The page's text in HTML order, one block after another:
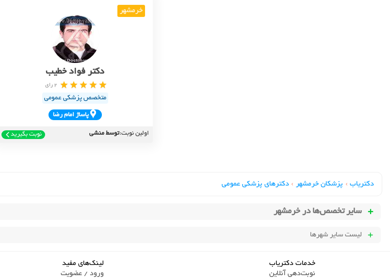
خرمشهر
دکتر فواد خطیب
2 رای
متخصص پزشکی عمومی
پاساژ امام رضا
اولین نوبت:توسط منشی نوبت بگیرید
دکتریاب › پزشکان خرمشهر › دکترهای پزشکي عمومي
سایر تخصص‌ها در خرمشهر
لیست سایر شهرها
خدمات دکتریاب
نوبت‌دهی آنلاین
لینک‌های مفید
ورود / عضویت